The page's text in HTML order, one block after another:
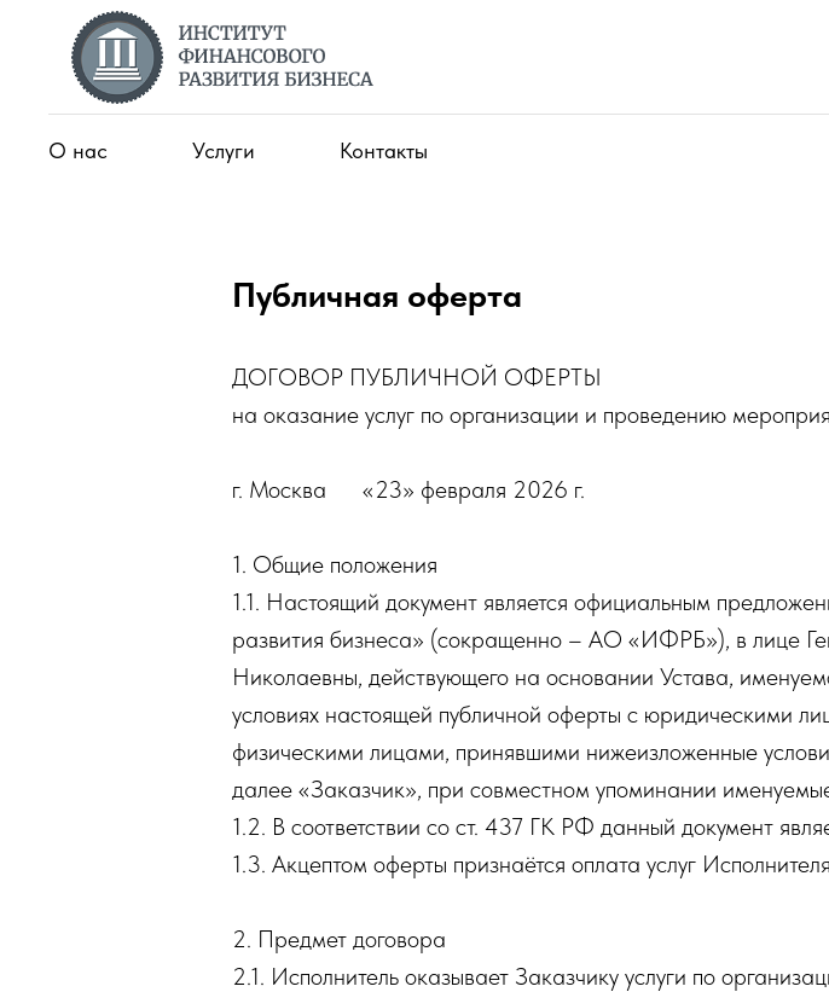
О нас Услуги Контакты
Публичная оферта
ДОГОВОР ПУБЛИЧНОЙ ОФЕРТЫ
на оказание услуг по организации и проведению
г. Москва ​​​​​​​​ «23» февраля 2026 г.
1. Общие положения
1.1. Настоящий документ является официальным
развития бизнеса» (сокращенно – АО «ИФРБ»), в лице
Николаевны, действующего на основании Устава,
условиях настоящей публичной оферты с юридическими
физическими лицами, принявшими нижеизложенные
далее «Заказчик», при совместном упоминании
1.2. В соответствии со ст. 437 ГК РФ данный документ
1.3. Акцептом оферты признаётся оплата услуг
2. Предмет договора
2.1. Исполнитель оказывает Заказчику услуги по